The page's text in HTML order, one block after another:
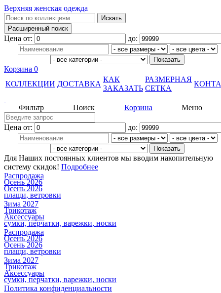
Верхняя женская одежда
Цена от: до:
Корзина 0
КОЛЛЕКЦИИ ДОСТАВКА
КАК
ЗАКАЗАТЬ
РАЗМЕРНАЯ
СЕТКА
Меню
Корзина
Поиск
Фильтр
Цена от: до:
Для Наших постоянных клиентов мы вводим накопительную
систему скидок! Подробнее
Распродажа
Осень 2026
Осень 2026
плащи, ветровки
Зима 2027
Трикотаж
Аксессуары
сумки, перчатки, варежки, носки
Распродажа
Осень 2026
Осень 2026
плащи, ветровки
Зима 2027
Трикотаж
Аксессуары
сумки, перчатки, варежки, носки
Политика конфиденциальности